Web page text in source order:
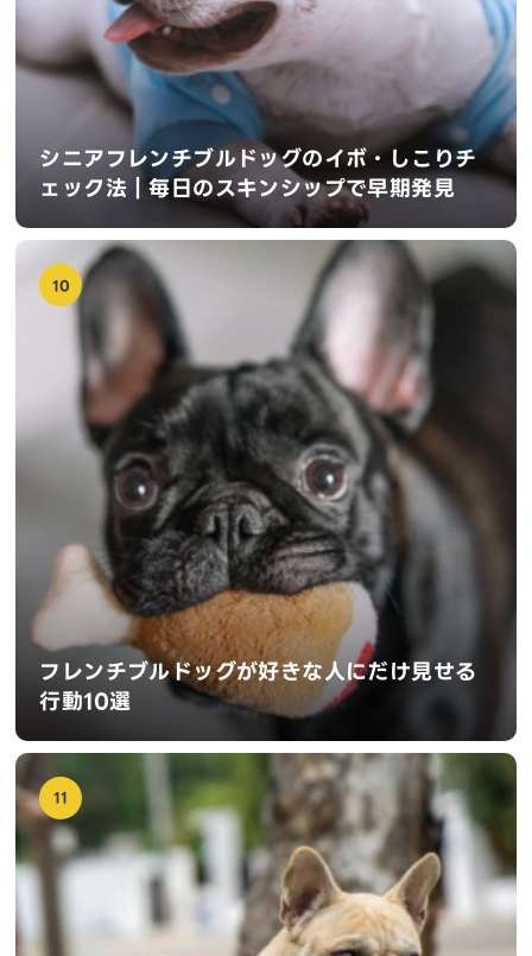
シニアフレンチブルドッグのイボ・しこりチ
ェック法｜毎日のスキンシップで早期発見
10
フレンチブルドッグが好きな人にだけ見せる
行動10選
11